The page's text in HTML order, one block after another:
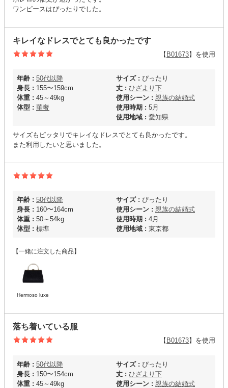
ワンピースはぴったりでした。
キレイなドレスでとても良かったです
【 B01673】を使用
年齢 : 50代以降
身長 : 155〜159cm
体重 : 45～49kg
体型 : 華奢
サイズ : ぴったり
丈 : ひざより下
使用シーン : 親族の結婚式
使用時期 : 5月
使用地域 : 愛知県
サイズもピッタリでキレイなドレスでとても良かったです。
また利用したいと思いました。
年齢 : 50代以降
身長 : 160〜164cm
体重 : 50～54kg
体型 : 標準
サイズ : ぴったり
使用シーン : 親族の結婚式
使用時期 : 4月
使用地域 : 東京都
【一緒に注文した商品】
Hermoso luxe
落ち着いている服
【 B01673】を使用
年齢 : 50代以降
身長 : 150〜154cm
体重 : 45～49kg
サイズ : ぴったり
丈 : ひざより下
使用シーン : 親族の結婚式